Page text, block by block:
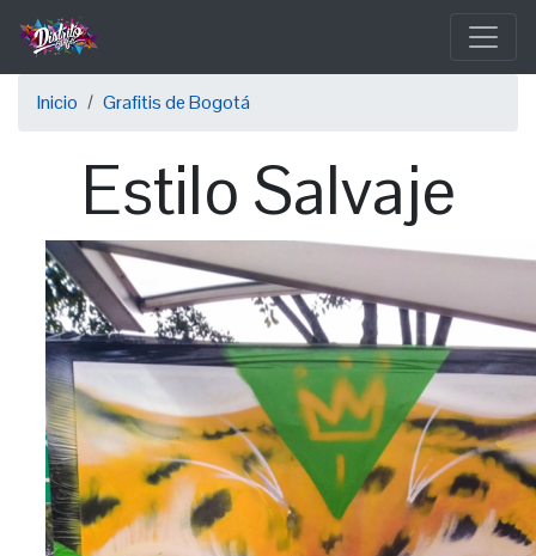
Pasar
contenido
principalSobrescribir
ayuda
navegación
Inicio Grafitis de Bogotá
Estilo Salvaje